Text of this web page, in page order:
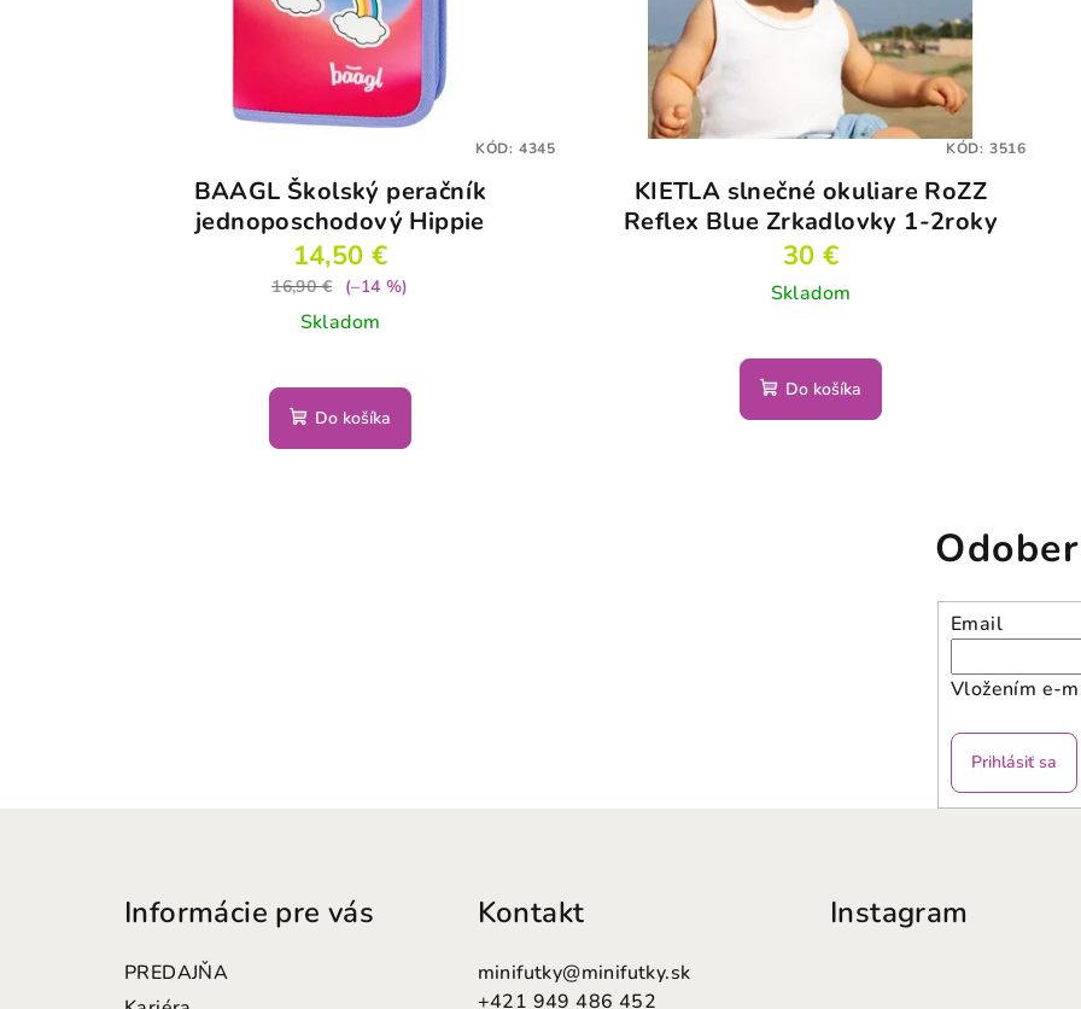
BAAGL Školský peračník
jednoposchodový Hippie
14,50 €
16,90 € (–14 %)
Skladom
Do košíka
KÓD: 4345
KIETLA slnečné okuliare RoZZ
Reflex Blue Zrkadlovky 1-2roky
30 €
Skladom
Do košíka
KÓD: 3516
Email
Vložením e-
Prihlásiť sa
Informácie pre vás
PREDAJŇA
Kontakt
minifutky@minifutky.sk
+421 949 486 452
Instagram